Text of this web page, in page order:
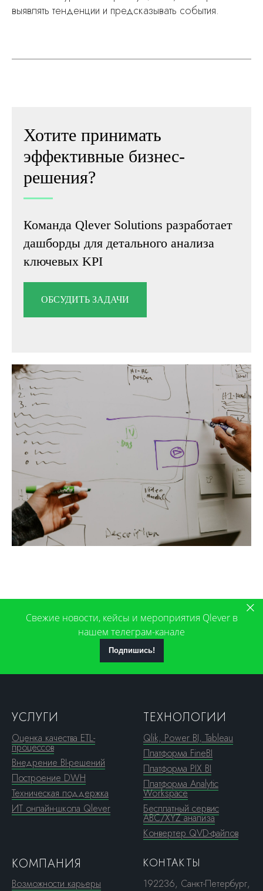
выявлять тенденции и предсказывать события.
Хотите принимать
эффективные бизнес-
решения?
Команда Qlever Solutions разработает
дашборды для детального анализа
ключевых KPI
ОБСУДИТЬ ЗАДАЧИ
Свежие новости, кейсы и мероприятия Qlever в
нашем телеграм-канале
Подпишись!
УСЛУГИ
Оценка качества ETL-
процессов
Внедрение BI-решений
Построение DWH
Техническая поддержка
ИТ онлайн-школа Qlever
ТЕХНОЛОГИИ
Qlik, Power BI, Tableau
Платформа FineBI
Платформа PIX BI
Платформа Analytic
Workspace
Бесплатный сервис
ABC/XYZ анализа
Конвертер QVD-файлов
КОМПАНИЯ
Возможности карьеры
КОНТАКТЫ
192236, Санкт-Петербург,